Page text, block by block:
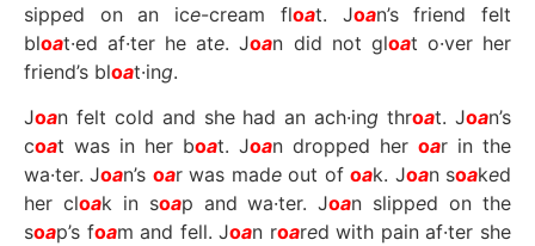
sipped on an ice-cream float. Joan’s friend felt
bloat·ed af·ter he ate. Joan did not gloat o·ver her
friend’s bloat·ing.
Joan felt cold and she had an ach·ing throat. Joan’s
coat was in her boat. Joan dropped her oar in the
wa·ter. Joan’s oar was madeout ofoak. Joan soaked
her cloak in soap and wa·ter. Joan slipped on the
soap’s foam and fell. Joan roared with pain af·ter she